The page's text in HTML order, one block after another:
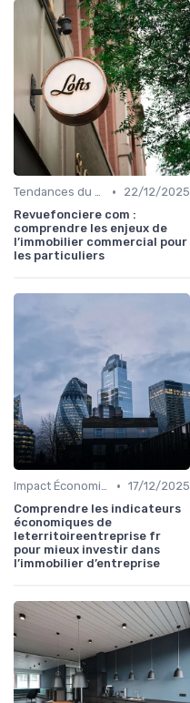
Tendances du Marché Immobilier Commercial •
22/12/2025
Revuefonciere com :
comprendre les enjeux de
l’immobilier commercial pour
les particuliers
Impact Économique et Financier • 17/12/2025
Comprendre les indicateurs
économiques de
leterritoireentreprise fr
pour mieux investir dans
l’immobilier d’entreprise